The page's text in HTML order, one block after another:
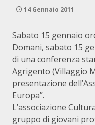
14 Gennaio 2011
Sabato 15 gennaio
Domani, sabato 15
di una conferenza
Agrigento (Villaggio
presentazione
Europa”.
L’associazione
gruppo di giovani